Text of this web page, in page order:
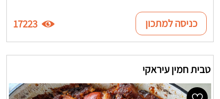
כניסה למתכון 17223
טבית חמין עיראקי